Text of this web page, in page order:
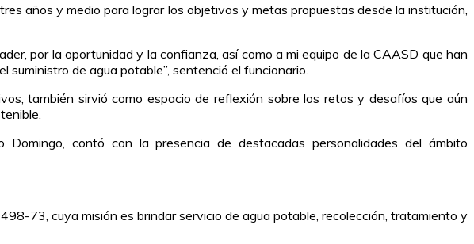
años y medio para lograr los objetivos y metas propuestas desde la institución,
por la oportunidad y la confianza, así como a mi equipo de la CAASD que han
de agua potable”, sentenció el funcionario.
también sirvió como espacio de reflexión sobre los retos y desafíos que aún
contó con la presencia de destacadas personalidades del ámbito
73, cuya misión es brindar servicio de agua potable, recolección, tratamiento y